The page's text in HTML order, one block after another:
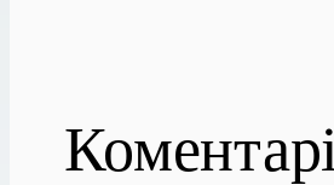
Коментарі